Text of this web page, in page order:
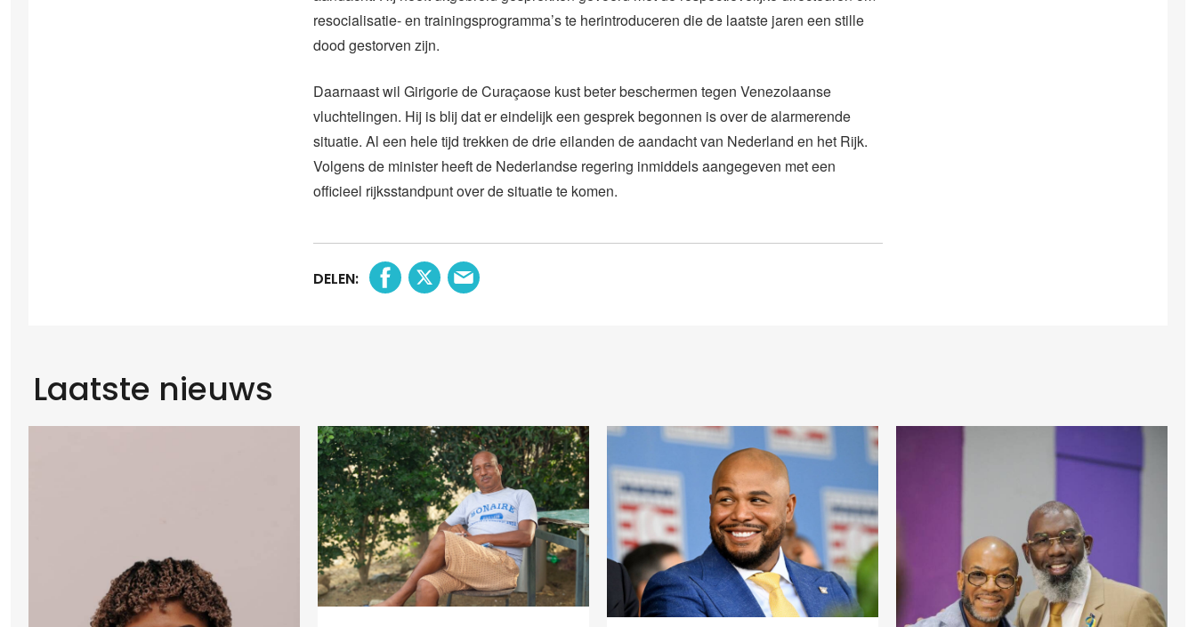
resocialisatie- en trainingsprogramma’s te herintroduceren die de laatste jaren een stille
dood gestorven zijn.
Daarnaast wil Girigorie de Curaçaose kust beter beschermen tegen Venezolaanse
vluchtelingen. Hij is blij dat er eindelijk een gesprek begonnen is over de alarmerende
situatie. Al een hele tijd trekken de drie eilanden de aandacht van Nederland en het Rijk.
Volgens de minister heeft de Nederlandse regering inmiddels aangegeven met een
officieel rijksstandpunt over de situatie te komen.
DELEN:
Laatste nieuws